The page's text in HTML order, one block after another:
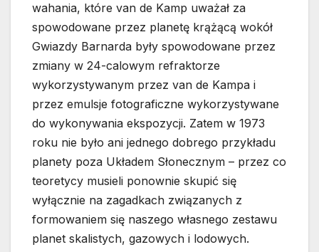
wahania, które van de Kamp uważał za
spowodowane przez planetę krążącą wokół
Gwiazdy Barnarda były spowodowane przez
zmiany w 24-calowym refraktorze
wykorzystywanym przez van de Kampa i
przez emulsje fotograficzne wykorzystywane
do wykonywania ekspozycji. Zatem w 1973
roku nie było ani jednego dobrego przykładu
planety poza Układem Słonecznym – przez co
teoretycy musieli ponownie skupić się
wyłącznie na zagadkach związanych z
formowaniem się naszego własnego zestawu
planet skalistych, gazowych i lodowych.